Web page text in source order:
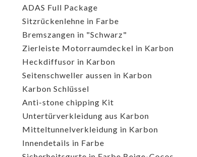
ADAS Full Package
Sitzrückenlehne in Farbe
Bremszangen in "Schwarz"
Zierleiste Motorraumdeckel in Karbon
Heckdiffusor in Karbon
Seitenschweller aussen in Karbon
Karbon Schlüssel
Anti-stone chipping Kit
Untertürverkleidung aus Karbon
Mitteltunnelverkleidung in Karbon
Innendetails in Farbe